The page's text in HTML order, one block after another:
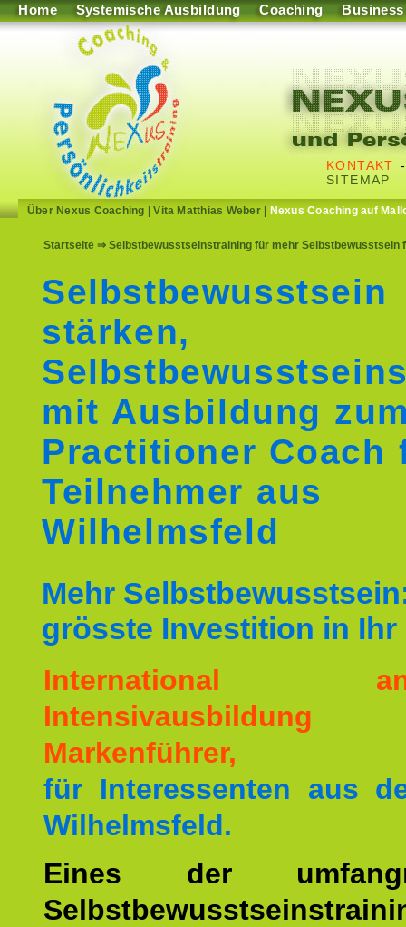
Home Systemische Ausbildung Coaching Business
KONTAKT
SITEMAP
Über Nexus Coaching |Vita Matthias Weber| Nexus Coaching auf
Startseite ⇒ Selbstbewusstseinstraining für mehr Selbstbewusstsein
Selbstbewusstsein
stärken,
mit Ausbildung
Practitioner Coach
Teilnehmer aus
Wilhelmsfeld
Mehr
grösste Investition in Ihr
International
Markenführer,
für Interessenten aus
Wilhelmsfeld.
Eines der